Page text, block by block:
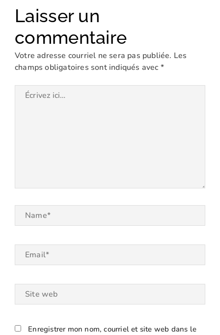
Laisser un
commentaire
Votre adresse courriel ne sera pas publiée. Les
champs obligatoires sont indiqués avec *
Écrivez
Name*
Email*
Site
Enregistrer mon nom, courriel et site web dans le